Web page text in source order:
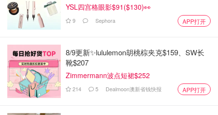
YSL四宫格眼影$91($130)👀
9 Sephora APP打开
8/9更新✨lululemon胡桃棕夹克$159、SW长
靴$207
Zimmermann波点短裙$252
214 5 Dealmoon澳新省钱快报 APP打开